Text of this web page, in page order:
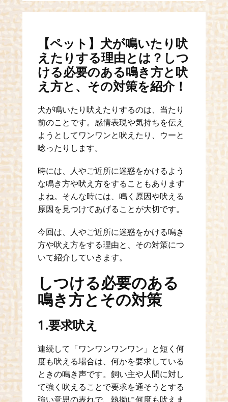
【ペット】犬が鳴いたり吠
えたりする理由とは？しつ
ける必要のある鳴き方と吠
え方と、その対策を紹介！
犬が鳴いたり吠えたりするのは、当たり
前のことです。感情表現や気持ちを伝え
ようとしてワンワンと吠えたり、ウーと
唸ったりします。
時には、人やご近所に迷惑をかけるよう
な鳴き方や吠え方をすることもあります
よね。そんな時には、鳴く原因や吠える
原因を見つけてあげることが大切です。
今回は、人やご近所に迷惑をかける鳴き
方や吠え方をする理由と、その対策につ
いて紹介していきます。
しつける必要のある
鳴き方とその対策
1.要求吠え
連続して「ワンワンワンワン」と短く何
度も吠える場合は、何かを要求している
ときの鳴き声です。飼い主や人間に対し
て強く吠えることで要求を通そうとする
強い意思の表れで、執拗に何度も吠えま